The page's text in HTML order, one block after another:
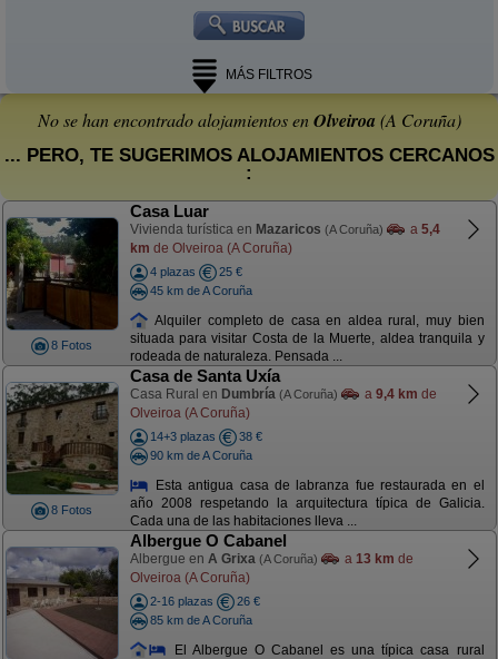
MÁS FILTROS
No se han encontrado alojamientos enOlveiroa (A Coruña)
... PERO, TE SUGERIMOS ALOJAMIENTOS CERCANOS
:
8 Fotos
Casa Luar
Vivienda turística en Mazaricos (A Coruña) a 5,4
km de Olveiroa (A Coruña)
4 plazas
25 €
45 km de A Coruña
Alquiler completo de casa en aldea rural, muy bien
situada para visitar Costa de la Muerte, aldea tranquila y
rodeada de naturaleza. Pensada ...
8 Fotos
Casa de Santa Uxía
Casa Rural en Dumbría (A Coruña) a 9,4 km de
Olveiroa (A Coruña)
14+3 plazas
38 €
90 km de A Coruña
Esta antigua casa de labranza fue restaurada en el
año 2008 respetando la arquitectura típica de Galicia.
Cada una de las habitaciones lleva ...
Albergue O Cabanel
Albergue en A Grixa (A Coruña) a 13 km de
Olveiroa (A Coruña)
2-16 plazas
26 €
85 km de A Coruña
El Albergue O Cabanel es una típica casa rural